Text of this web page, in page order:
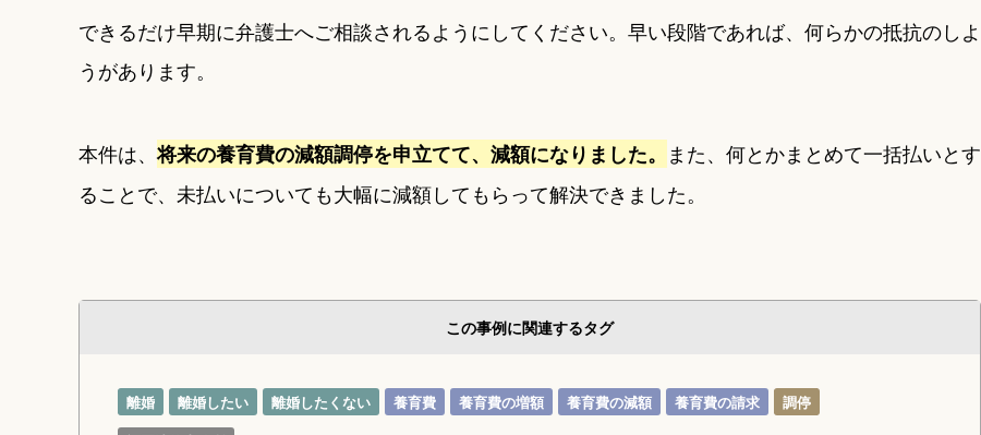
できるだけ早期に弁護士へご相談されるようにしてください。早い段階であれば、何らかの抵抗のしよ
うがあります。
本件は、将来の養育費の減額調停を申立てて、減額になりました。 また、何とかまとめて一括払いとす
ることで、未払いについても大幅に減額してもらって解決できました。
この事例に関連するタグ
離婚 離婚したい 離婚したくない 養育費 養育費の増額 養育費の減額 養育費の請求
調停